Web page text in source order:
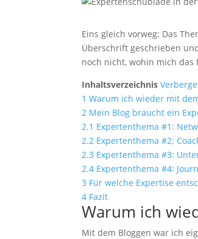
Eins gleich vorweg: Das
Überschrift geschrieben
noch nicht, wohin mich
Inhaltsverzeichnis
1 Warum ich wieder mit
2 Mein Blog braucht ein
2.1 Expertenthema #1:
2.2 Expertenthema #2:
2.3 Expertenthema #3:
2.4 Expertenthema #4:
3 Für welche Expertise
4 Fazit
Warum ich
Mit dem Bloggen war ich